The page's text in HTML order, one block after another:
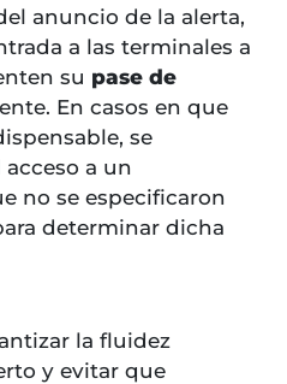
anuncio de la alerta,
a las terminales a
su pase de
En casos en que
se
a un
no se especificaron
determinar dicha
la fluidez
y evitar que